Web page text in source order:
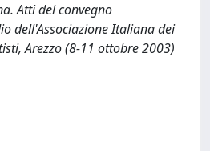
Atti del convegno
dell'Associazione Italiana dei
Arezzo (8-11 ottobre 2003)